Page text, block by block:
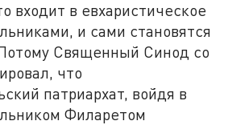
входит в евхаристическое
и сами становятся
Священный Синод со
что
патриархат, войдя в
Филаретом